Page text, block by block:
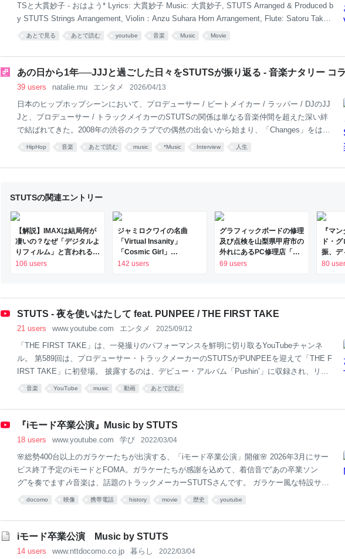
TSと大貫妙子 - おはよう* Lyrics: 大貫妙子 Music: 大貫妙子, STUTS Arranged & Produced b
y STUTS Strings Arrangement, Violin：Anzu Suhara Horn Arrangement, Flute: Satoru Takes
hima Trumpet, Flugelhorn: Yusuke Sase Violin: Sena Oshima, Yuri Kamei, Motomi Kimura Vi
あとで見る あとで読む youtube 音楽 Music Movie
あの日から1年──JJJと過ごした日々をSTUTSが振り返る - 音楽ナタリー コ
39 users natalie.mu エンタメ 2026/04/13
日本のヒップホップシーンにおいて、プロデューサー / ビートメイカー / ラッパー / DJのJJ
Jと、プロデューサー / トラックメイカーのSTUTSの関係は単なる音楽仲間を超えた深い絆
で結ばれてきた。2008年の渋谷のクラブでの偶然の出会いから始まり、「Changes」をはじ
めとする数々の名曲をともに生み出してきた2人の創作活動は、日本のヒップホップ史に重要
タイミングに合わせて音楽ナタリーでは、STUTSへのインタビューをオファー。取材に応え
KID FRESINOによるJJJ追悼曲「hikari」を含めたコラボ曲、関連曲の制作秘話まで詳細に語
HipHop 音楽 あとで読む music *Music Interview 人生
STUTSの関連エントリー
【解説】IMAXは結局何が
凄いの？なぜ「デジタルよ
りフィルム」と言われるの
か？｜Joshua Connolly
106 users
ジャミロクワイの名曲
「Virtual Insanity」
「Cosmic Girl」
「Canned Heat」公式日
て
142 users
グラフィックボードの修理
及び点検を山梨県甲府市の
外れにあるPC修理店「PC
ゴジラ」に依頼したが修理
69 users
『マ
ド・
振、デ
める｜
80
STUTS - 夜を使いはたして feat. PUNPEE / THE FIRST TAKE
21 users www.youtube.com エンタメ 2025/09/12
「THE FIRST TAKE」は、一発撮りのパフォーマンスを鮮明に切り取るYouTubeチャンネ
ル。 第589回は、プロデューサー・トラックメーカーのSTUTSがPUNPEEを迎えて「THE F
IRST TAKE」に初登場。 披露するのは、デビュー・アルバム「Pushin’」に収録され、リリ
ース当初から長く愛されるPUNPEEとの共演曲「夜を使いはたして feat. PUNPEE」。 ノス
共に「THE FIRST TAKE」だけのスペシャルな一発撮りパフォーマンス。 Written by PUNP
EE Produced by STUTS Bass: Keigo Iwami Guiter: Akihiko Ohgi Piano: Yusei Takahashi Tru
mpet: Yusuke
音楽 YouTube music 動画 あとで読む
『iモード卒業公演』Music by STUTS
18 users www.youtube.com 学び 2022/03/04
🌸総勢400台以上のガラケーたちが出演する、「iモード卒業公演」開催🌸 2026年3月にサー
ビス終了予定のiモードとFOMA。ガラケーたちが感謝を込めて、着信音で“あの卒業ソン
グ”を奏でます🎶音楽は、話題のトラックメーカーSTUTSさんです。 ガラケー風な特設サイ
トも！↓ URL：https://www.nttdocomo.co.jp/special_contents/remix/top/ #iモード卒業公演 #
docomo 映像 携帯電話 history movie 歴史 youtube
iモード卒業公演 Music by STUTS
14 users www.nttdocomo.co.jp 暮らし 2022/03/04